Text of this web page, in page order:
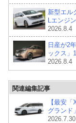
新型エル
Lエンジ
2026.8.4
日産が2
ックス」
2026.8.4
関連編集記事
【最安
グランド
2026.7.30